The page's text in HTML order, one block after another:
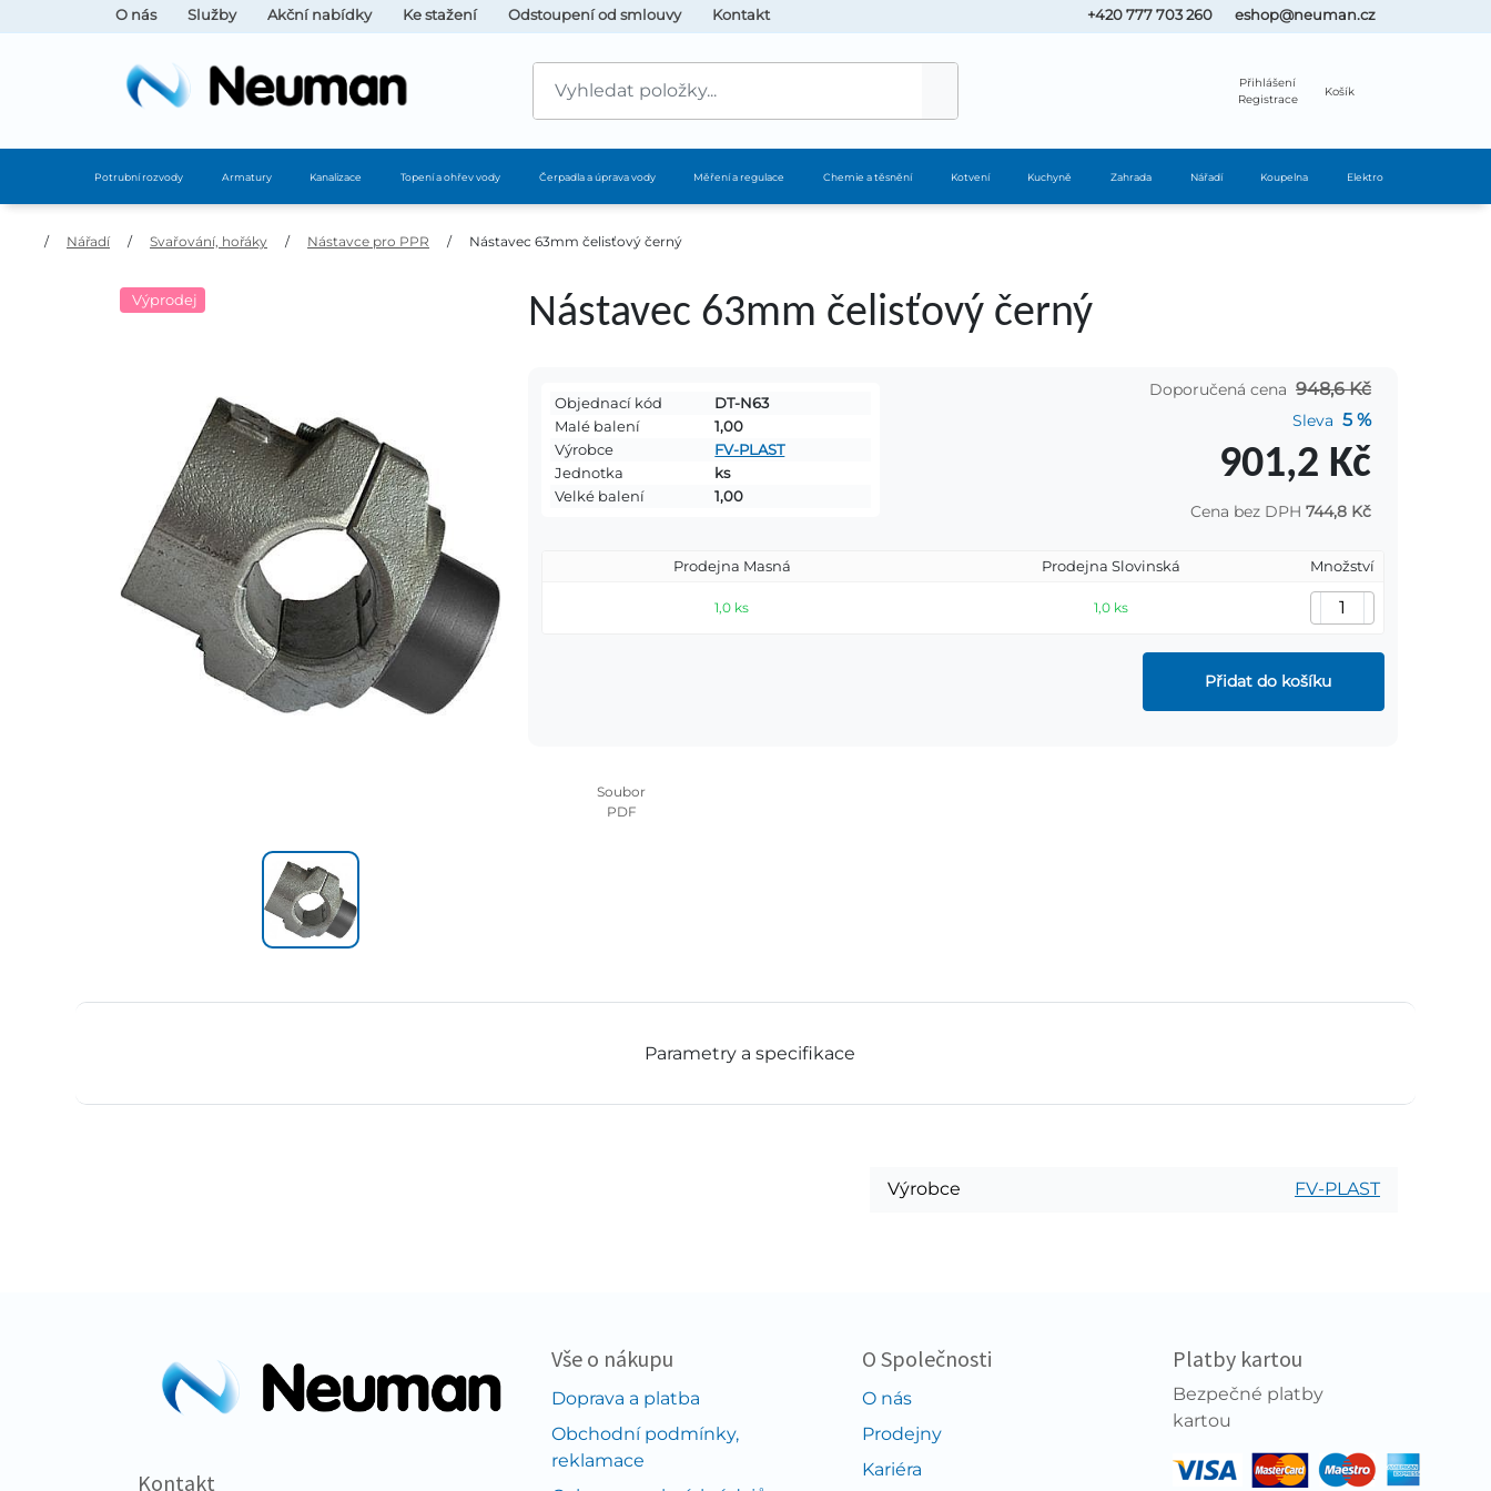
O nás Služby Akční nabídky Ke stažení Odstoupení od smlouvy Kontakt +420 777 703 260 eshop@neuman.cz
Přihlášení
Registrace
Košík
Potrubní rozvody Armatury Kanalizace Topení a ohřev vody Čerpadla a úprava vody Měření a regulace Chemie a těsnění Kotvení Kuchyně Zahrada Nářadí Koupelna Elektro
/ Nářadí / Svařování, hořáky / Nástavce pro PPR / Nástavec 63mm čelisťový černý
Výprodej Nástavec 63mm čelisťový černý
Objednací kód
DT-N63
Malé balení
1,00
Výrobce
FV-PLAST
Jednotka
ks
Velké balení
1,00
Doporučená cena 948,6 Kč
Sleva 5 %
901,2 Kč
Cena bez DPH 744,8 Kč
Prodejna Masná Prodejna Slovinská Množství
1,0 ks 1,0 ks
Přidat do košíku
Soubor
PDF
Parametry a specifikace
Výrobce FV-PLAST
Kontakt
Vše o nákupu
Doprava a platba
Obchodní podmínky,
reklamace
O Společnosti
O nás
Prodejny
Kariéra
Platby kartou
Bezpečné platby
kartou